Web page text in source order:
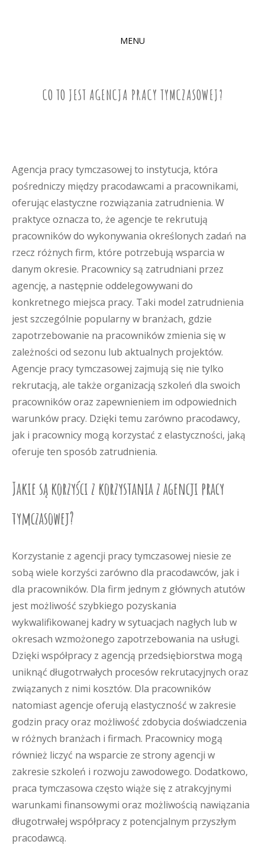
MENU
CONTENTCO TO JEST AGENCJA PRACY TYMCZASOWEJ?
Agencja pracy tymczasowej to instytucja, która
pośredniczy między pracodawcami a pracownikami,
oferując elastyczne rozwiązania zatrudnienia. W
praktyce oznacza to, że agencje te rekrutują
pracowników do wykonywania określonych zadań na
rzecz różnych firm, które potrzebują wsparcia w
danym okresie. Pracownicy są zatrudniani przez
agencję, a następnie oddelegowywani do
konkretnego miejsca pracy. Taki model zatrudnienia
jest szczególnie popularny w branżach, gdzie
zapotrzebowanie na pracowników zmienia się w
zależności od sezonu lub aktualnych projektów.
Agencje pracy tymczasowej zajmują się nie tylko
rekrutacją, ale także organizacją szkoleń dla swoich
pracowników oraz zapewnieniem im odpowiednich
warunków pracy. Dzięki temu zarówno pracodawcy,
jak i pracownicy mogą korzystać z elastyczności, jaką
oferuje ten sposób zatrudnienia.
Jakie są korzyści z korzystania z agencji pracy
tymczasowej?
Korzystanie z agencji pracy tymczasowej niesie ze
sobą wiele korzyści zarówno dla pracodawców, jak i
dla pracowników. Dla firm jednym z głównych atutów
jest możliwość szybkiego pozyskania
wykwalifikowanej kadry w sytuacjach nagłych lub w
okresach wzmożonego zapotrzebowania na usługi.
Dzięki współpracy z agencją przedsiębiorstwa mogą
uniknąć długotrwałych procesów rekrutacyjnych oraz
związanych z nimi kosztów. Dla pracowników
natomiast agencje oferują elastyczność w zakresie
godzin pracy oraz możliwość zdobycia doświadczenia
w różnych branżach i firmach. Pracownicy mogą
również liczyć na wsparcie ze strony agencji w
zakresie szkoleń i rozwoju zawodowego. Dodatkowo,
praca tymczasowa często wiąże się z atrakcyjnymi
warunkami finansowymi oraz możliwością nawiązania
długotrwałej współpracy z potencjalnym przyszłym
pracodawcą.